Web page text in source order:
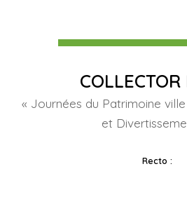
COLLECTOR
« Journées du Patrimoine ville
et
Recto :